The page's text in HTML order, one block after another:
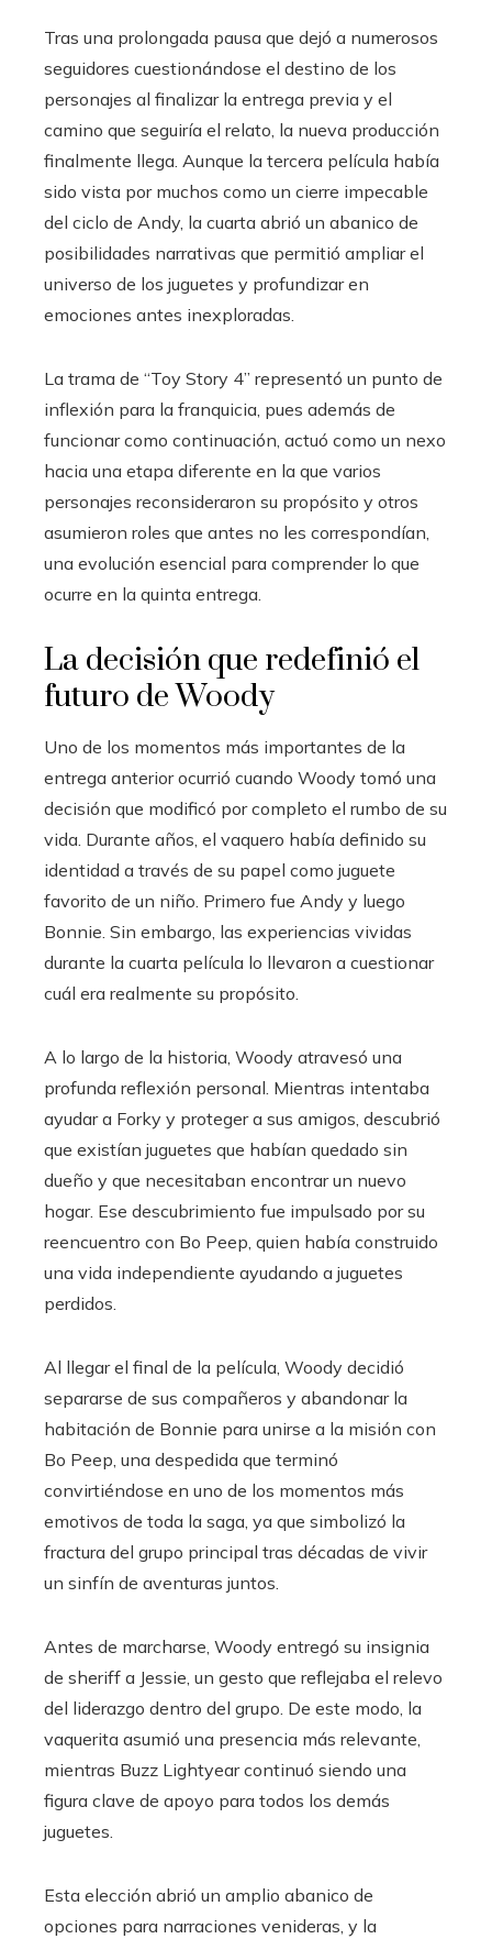
Tras una prolongada pausa que dejó a numerosos
seguidores cuestionándose el destino de los
personajes al finalizar la entrega previa y el
camino que seguiría el relato, la nueva producción
finalmente llega. Aunque la tercera película había
sido vista por muchos como un cierre impecable
del ciclo de Andy, la cuarta abrió un abanico de
posibilidades narrativas que permitió ampliar el
universo de los juguetes y profundizar en
emociones antes inexploradas.
La trama de “Toy Story 4” representó un punto de
inflexión para la franquicia, pues además de
funcionar como continuación, actuó como un nexo
hacia una etapa diferente en la que varios
personajes reconsideraron su propósito y otros
asumieron roles que antes no les correspondían,
una evolución esencial para comprender lo que
ocurre en la quinta entrega.
La decisión que redefinió el
futuro de Woody
Uno de los momentos más importantes de la
entrega anterior ocurrió cuando Woody tomó una
decisión que modificó por completo el rumbo de su
vida. Durante años, el vaquero había definido su
identidad a través de su papel como juguete
favorito de un niño. Primero fue Andy y luego
Bonnie. Sin embargo, las experiencias vividas
durante la cuarta película lo llevaron a cuestionar
cuál era realmente su propósito.
A lo largo de la historia, Woody atravesó una
profunda reflexión personal. Mientras intentaba
ayudar a Forky y proteger a sus amigos, descubrió
que existían juguetes que habían quedado sin
dueño y que necesitaban encontrar un nuevo
hogar. Ese descubrimiento fue impulsado por su
reencuentro con Bo Peep, quien había construido
una vida independiente ayudando a juguetes
perdidos.
Al llegar el final de la película, Woody decidió
separarse de sus compañeros y abandonar la
habitación de Bonnie para unirse a la misión con
Bo Peep, una despedida que terminó
convirtiéndose en uno de los momentos más
emotivos de toda la saga, ya que simbolizó la
fractura del grupo principal tras décadas de vivir
un sinfín de aventuras juntos.
Antes de marcharse, Woody entregó su insignia
de sheriff a Jessie, un gesto que reflejaba el relevo
del liderazgo dentro del grupo. De este modo, la
vaquerita asumió una presencia más relevante,
mientras Buzz Lightyear continuó siendo una
figura clave de apoyo para todos los demás
juguetes.
Esta elección abrió un amplio abanico de
opciones para narraciones venideras, y la